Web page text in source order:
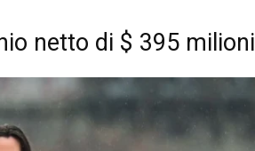
netto di $ 395 milioni